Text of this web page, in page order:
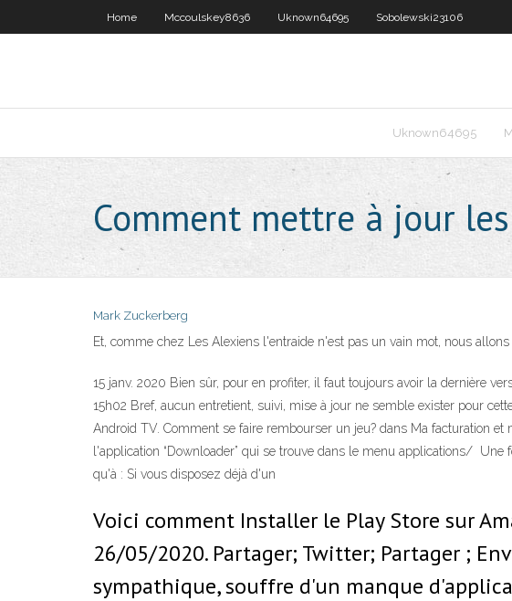
Home Mccoulskey8636 Uknown64695 Sobolewski23106
Uknown64695
Comment mettre à jour
Mark Zuckerberg
Et, comme chez Les Alexiens l'entraide n'est pas un vain mot, nous
15 janv. 2020 Bien sûr, pour en profiter, il faut toujours avoir la dernière
15h02 Bref, aucun entretient, suivi, mise à jour ne semble exister pour
Android TV. Comment se faire rembourser un jeu? dans Ma facturation
l'application “Downloader” qui se trouve dans le menu applications/
qu'à : Si vous disposez déjà d'un
Voici comment Installer le Play Store sur
26/05/2020. Partager; Twitter; Partager ;
sympathique, souffre d'un manque